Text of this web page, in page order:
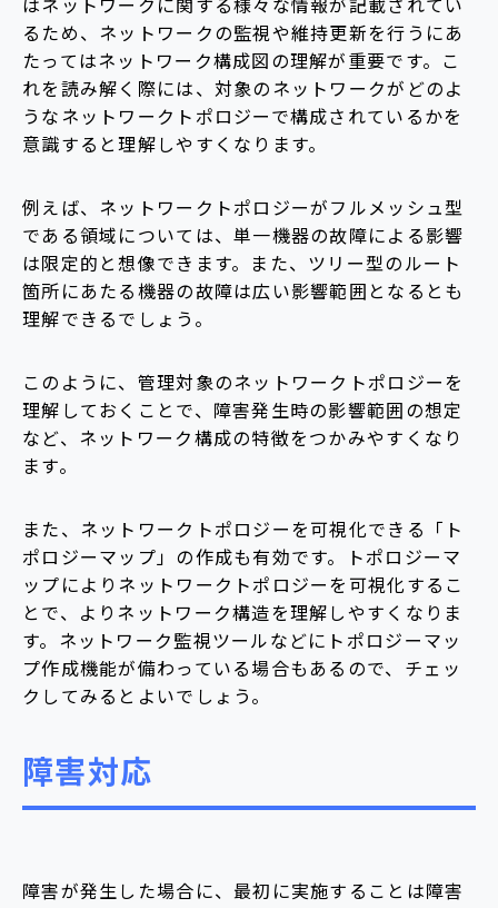
るため、ネットワークの監視や維持更新を行うにあ
たってはネットワーク構成図の理解が重要です。こ
れを読み解く際には、対象のネットワークがどのよ
うなネットワークトポロジーで構成されているかを
意識すると理解しやすくなります。
例えば、ネットワークトポロジーがフルメッシュ型
である領域については、単一機器の故障による影響
は限定的と想像できます。また、ツリー型のルート
箇所にあたる機器の故障は広い影響範囲となるとも
理解できるでしょう。
このように、管理対象のネットワークトポロジーを
理解しておくことで、障害発生時の影響範囲の想定
など、ネットワーク構成の特徴をつかみやすくなり
ます。
また、ネットワークトポロジーを可視化できる「ト
ポロジーマップ」の作成も有効です。トポロジーマ
ップによりネットワークトポロジーを可視化するこ
とで、よりネットワーク構造を理解しやすくなりま
す。ネットワーク監視ツールなどにトポロジーマッ
プ作成機能が備わっている場合もあるので、チェッ
クしてみるとよいでしょう。
障害対応
障害が発生した場合に、最初に実施することは障害